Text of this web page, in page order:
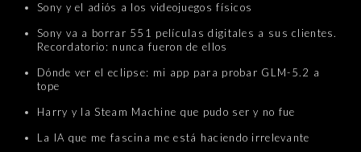
Sony y el adiós a los videojuegos físicos
Sony va a borrar 551 películas digitales a sus clientes.
Recordatorio: nunca fueron de ellos
Dónde ver el eclipse: mi app para probar GLM-5.2 a
tope
Harry y la Steam Machine que pudo ser y no fue
La IA que me fascina me está haciendo irrelevante